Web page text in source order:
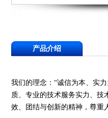
产品介绍
我们的理念：“诚信为本、实
质、专业的技术服务实力、技
效、团结与创新的精神，尊重